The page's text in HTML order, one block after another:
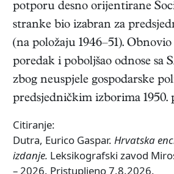
potporu desno orijentirane
stranke bio izabran za
(na položaju 1946–51).
poredak i poboljšao odnose sa
zbog neuspjele gospodarske
predsjedničkim izborima 1950.
Citiranje:
Dutra, Eurico Gaspar. Hrvatska
izdanje. Leksikografski zavod
– 2026. Pristupljeno 7.8.2026.